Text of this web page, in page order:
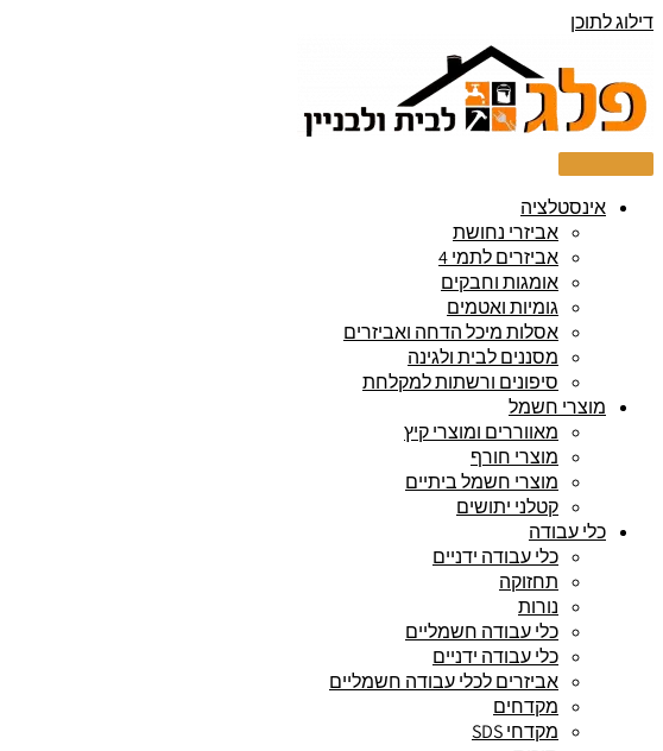
דילוג לתוכן
אינסטלציה
אביזרי נחושת
אביזרים לתמי 4
אומגות וחבקים
גומיות ואטמים
אסלות מיכל הדחה ואביזרים
מסננים לבית ולגינה
סיפונים ורשתות למקלחת
מוצרי חשמל
מאווררים ומוצרי קיץ
מוצרי חורף
מוצרי חשמל ביתיים
קטלני יתושים
כלי עבודה
כלי עבודה ידניים
תחזוקה
נורות
כלי עבודה חשמליים
כלי עבודה ידניים
אביזרים לכלי עבודה חשמליים
מקדחים
מקדחי SDS